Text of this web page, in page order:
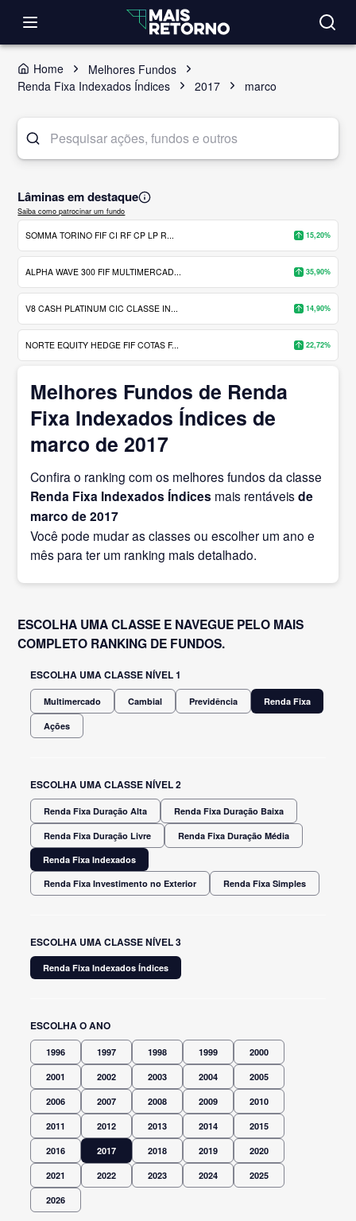
Home
Melhores Fundos
Renda Fixa Indexados Índices
2017 marco
Lâminas em destaque
Saiba como patrocinar um fundo
SOMMA TORINO FIF CI RF CP LP R... 15,20%
ALPHA WAVE 300 FIF MULTIMERCAD... 35,90%
V8 CASH PLATINUM CIC CLASSE IN... 14,90%
NORTE EQUITY HEDGE FIF COTAS F... 22,72%
Melhores Fundos de Renda
Fixa Indexados Índices de
marco de 2017
Confira o ranking com os melhores fundos da classe
Renda Fixa Indexados Índices mais rentáveisde
marco de 2017
Você pode mudar as classes ou escolher um ano e
mês para ter um ranking mais detalhado.
ESCOLHA UMA CLASSE E NAVEGUE PELO MAIS
COMPLETO RANKING DE FUNDOS.
ESCOLHA UMA CLASSE NÍVEL 1
Multimercado Cambial Previdência Renda Fixa
Ações
ESCOLHA UMA CLASSE NÍVEL 2
Renda Fixa Duração Alta Renda Fixa Duração Baixa
Renda Fixa Duração Livre
Renda Fixa Duração Média
Renda Fixa Indexados
Renda Fixa Investimento no Exterior
Renda Fixa Simples
ESCOLHA UMA CLASSE NÍVEL 3
Renda Fixa Indexados Índices
ESCOLHA O ANO
1996 1997 1998 1999 2000
2001 2002 2003 2004 2005
2006 2007 2008 2009 2010
2011 2012 2013 2014 2015
2016 2017 2018 2019 2020
2021 2022 2023 2024 2025
2026